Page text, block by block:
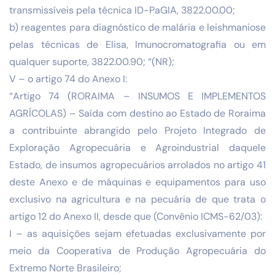
transmissíveis pela técnica ID-PaGIA, 3822.00.00;
b) reagentes para diagnóstico de malária e leishmaniose
pelas técnicas de Elisa, Imunocromatografia ou em
qualquer suporte, 3822.00.90; “(NR);
V – o artigo 74 do Anexo I:
“Artigo 74 (RORAIMA – INSUMOS E IMPLEMENTOS
AGRÍCOLAS) – Saída com destino ao Estado de Roraima
a contribuinte abrangido pelo Projeto Integrado de
Exploração Agropecuária e Agroindustrial daquele
Estado, de insumos agropecuários arrolados no artigo 41
deste Anexo e de máquinas e equipamentos para uso
exclusivo na agricultura e na pecuária de que trata o
artigo 12 do Anexo II, desde que (Convênio ICMS-62/03):
I – as aquisições sejam efetuadas exclusivamente por
meio da Cooperativa de Produção Agropecuária do
Extremo Norte Brasileiro;